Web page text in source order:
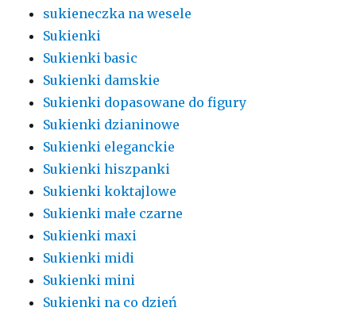
sukieneczka na wesele
Sukienki
Sukienki basic
Sukienki damskie
Sukienki dopasowane do figury
Sukienki dzianinowe
Sukienki eleganckie
Sukienki hiszpanki
Sukienki koktajlowe
Sukienki małe czarne
Sukienki maxi
Sukienki midi
Sukienki mini
Sukienki na co dzień